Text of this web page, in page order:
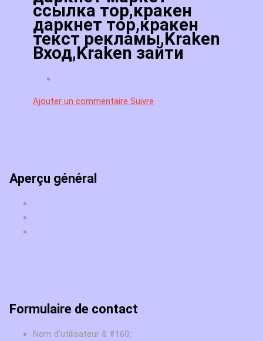
ссылка тор,кракен
даркнет тор,кракен
текст рекламы,Kraken
Вход,Kraken зайти
Ajouter un commentaire Suivre
Aperçu général
Formulaire de contact
Nom d'utilisateur & #160;: